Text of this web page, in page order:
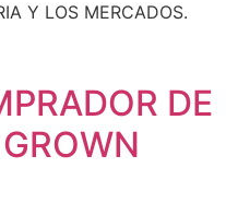
Y LOS MERCADOS.
DE